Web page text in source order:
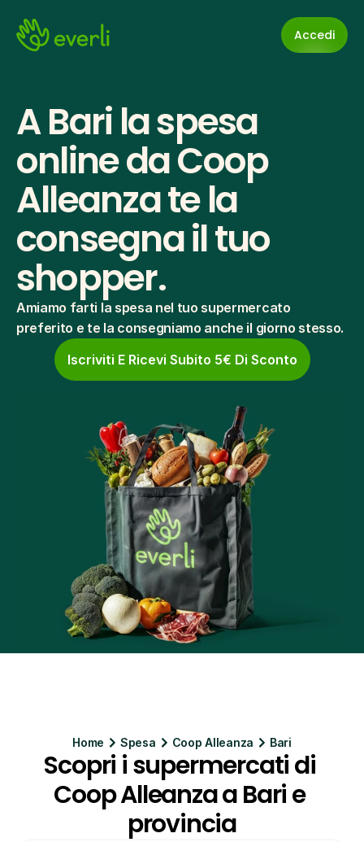
Accedi
A Bari la spesa
online da Coop
Alleanza te la
consegna il tuo
shopper.
Amiamo farti la spesa nel tuo supermercato
preferito e te la consegniamo anche il giorno stesso.
Iscriviti E Ricevi Subito 5€ Di Sconto
Home Spesa Coop Alleanza Bari
Scopri i supermercati di
Coop Alleanza a Bari e
provincia